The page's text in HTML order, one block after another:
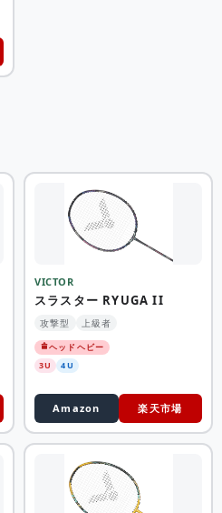
VICTOR
スラスター RYUGA II
攻撃型 上級者
ヘッドヘビー
3U
4U
Amazon 楽天市場